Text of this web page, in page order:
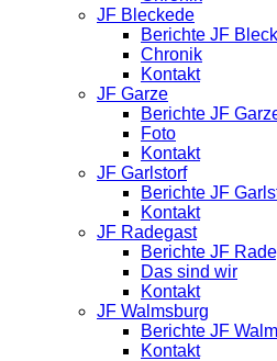
JF Bleckede
Berichte JF
Chronik
Kontakt
JF Garze
Berichte JF
Foto
Kontakt
JF Garlstorf
Berichte JF
Kontakt
JF Radegast
Berichte JF
Das sind wir
Kontakt
JF Walmsburg
Berichte JF
Kontakt